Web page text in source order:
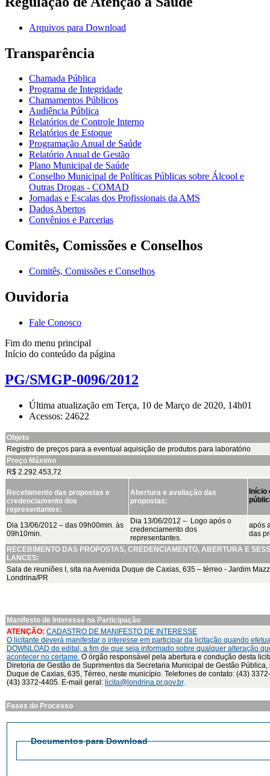
Arquivos para Download
Transparência
Chamada Pública
Programa de Integridade
Chamamentos Públicos
Audiência Pública
Relatórios de Controle Interno
Relatórios de Estoque
Programação Anual de Saúde
Relatório Anual de Gestão
Plano Municipal de Saúde
Conselho Municipal de Políticas Públicas sobre Álcool e
Outras Drogas - COMAD
Jornadas e Escalas dos Profissionais da AMS
Dados Abertos
Convênios e Parcerias
Comitês, Comissões e Conselhos
Comitês, Comissões e Conselhos
Ouvidoria
Fale Conosco
Fim do menu principal
Início do conteúdo da página
PG/SMGP-0096/2012
Última atualização em Terça, 10 de Março de 2020, 14h01
Acessos: 24622
Objeto
Registro de preços para a eventual aquisição de produtos para laboratório
Preço Máximo
R$ 2.292.453,72
Recebimento das propostas e
credenciamento dos
representantes:
Abertura e avaliação das
propostas:
Início
Dia 13/06/2012 – das 09h00min. às
09h10min.
Dia 13/06/2012 – Logo após o
credenciamento dos
representantes.
após
das
RECEBIMENTO DAS PROPOSTAS, CREDENCIAMENTO, ABERTURA E
LANCES:
Sala de reuniões I, sita na Avenida Duque de Caxias, 635 – térreo - Jardim
Londrina/PR
Manifesto de Interesse na Participação
ATENÇÃO: CADASTRO DE MANIFESTO DE INTERESSE
O licitante deverá manifestar o interesse em participar da licitação quando
DOWNLOAD do edital, a fim de que seja informado sobre qualquer alteração
acontecer no certame. O órgão responsável pela abertura e condução desta
Diretoria de Gestão de Suprimentos da Secretaria Municipal de Gestão Pública,
Duque de Caxias, 635, Térreo, neste município. Telefones de contato: (43)
(43) 3372-4405. E-mail geral: licita@londrina.pr.gov.br.
Fases do Processo
Documentos para Download